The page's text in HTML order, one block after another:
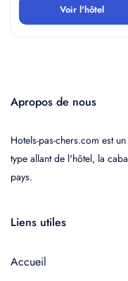
Voir l'hôtel
Apropos de nous
Hotels-pas-chers.com est
type allant de l'hôtel, la
pays.
Liens utiles
Accueil